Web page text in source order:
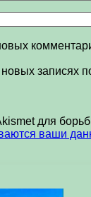
записях
для
ваши